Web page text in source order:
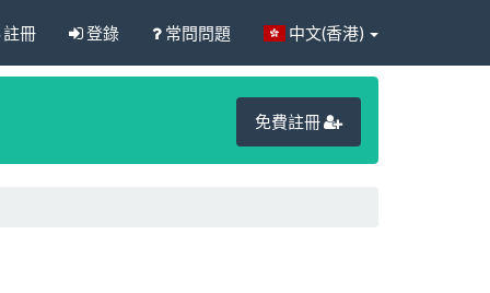
註冊 登錄 常問問題 中文(香港)
免費註冊